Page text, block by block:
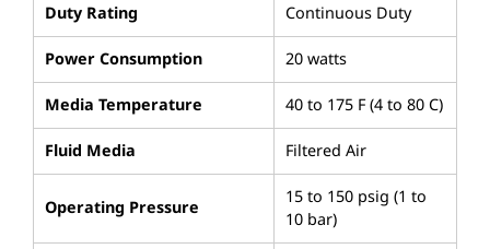
Duty Rating
Continuous Duty
Power Consumption
20 watts
Media Temperature
40 to 175 F (4 to 80 C)
Fluid Media
Filtered Air
Operating Pressure
15 to 150 psig (1 to
10 bar)